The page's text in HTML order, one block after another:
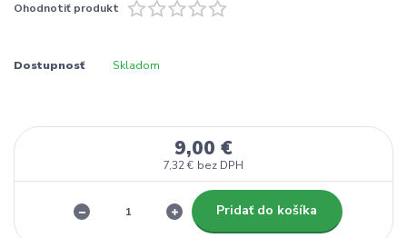
Ohodnotiť produkt
Dostupnosť Skladom
9,00 €
7,32 € bez DPH
Pridať do košíka